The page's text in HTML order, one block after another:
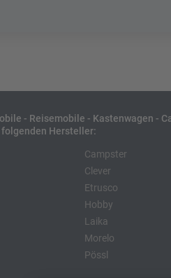
- Reisemobile - Kastenwagen -
Hersteller:
Campster
Clever
Etrusco
Hobby
Laika
Morelo
Pössl